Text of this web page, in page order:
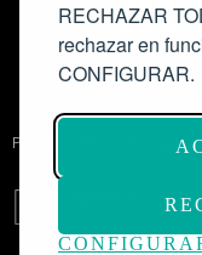
RECHAZAR
rechazar en
CONFIGURAR.
Proyecto de
Salón de Actos del
Subvención: 175.000€